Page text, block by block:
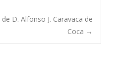
D. Alfonso J. Caravaca de
Coca →